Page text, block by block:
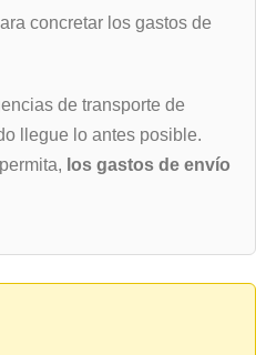
concretar los gastos de
de transporte de
llegue lo antes posible.
los gastos de envío